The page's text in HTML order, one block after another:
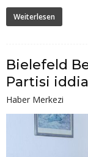
Weiterlesen
Bielefeld
Partisi
Haber Merkezi